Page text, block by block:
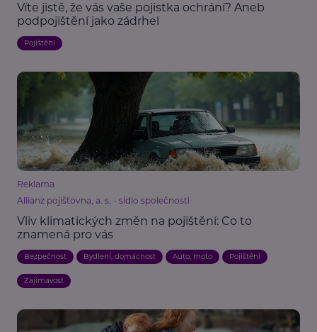
Víte jistě, že vás vaše pojistka ochrání? Aneb
podpojištění jako zádrhel
Pojištění
Reklama
Allianz pojišťovna, a. s. - sídlo společnosti
Vliv klimatických změn na pojištění: Co to
znamená pro vás
Bezpečnost Bydlení, domácnost Auto, moto Pojištění
Zajímavost